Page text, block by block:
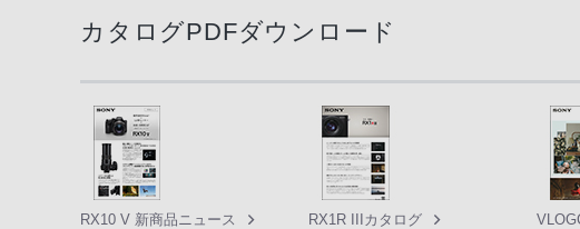
カタログPDFダウンロード
RX10 V 新商品ニュース
RX1R IIIカタログ